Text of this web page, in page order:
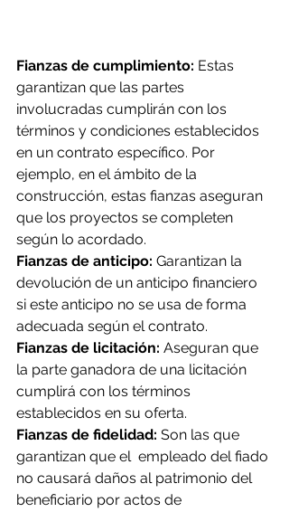
Fianzas de cumplimiento: Estas
garantizan que las partes
involucradas cumplirán con los
términos y condiciones establecidos
en un contrato específico. Por
ejemplo, en el ámbito de la
construcción, estas fianzas aseguran
que los proyectos se completen
según lo acordado.
Fianzas de anticipo: Garantizan la
devolución de un anticipo financiero
si este anticipo no se usa de forma
adecuada según el contrato.
Fianzas de licitación: Aseguran que
la parte ganadora de una licitación
cumplirá con los términos
establecidos en su oferta.
Fianzas de fidelidad: Son las que
garantizan que el empleado del fiado
no causará daños al patrimonio del
beneficiario por actos de